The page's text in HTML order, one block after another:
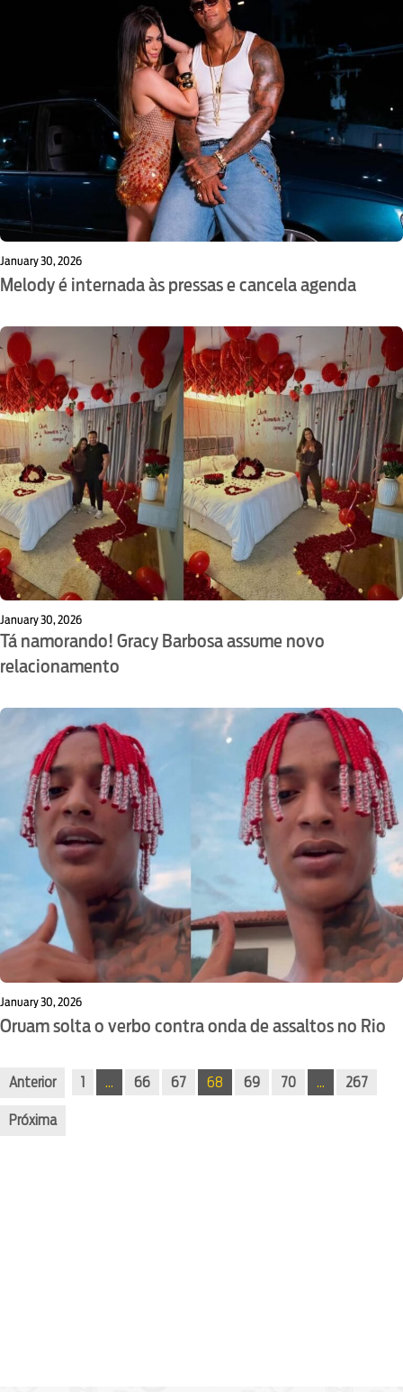
January 30, 2026
Melody é internada às pressas e cancela agenda
January 30, 2026
Tá namorando! Gracy Barbosa assume novo
relacionamento
January 30, 2026
Oruam solta o verbo contra onda de assaltos no Rio
Anterior 1 … 66 67 68 69 70 … 267
Próxima